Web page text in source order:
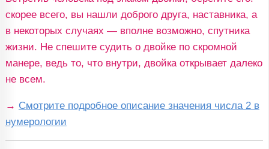
скорее всего, вы нашли доброго друга, наставника, а
в некоторых случаях — вполне возможно, спутника
жизни. Не спешите судить о двойке по скромной
манере, ведь то, что внутри, двойка открывает далеко
не всем.
→ Смотрите подробное описание значения числа 2 в
нумерологии